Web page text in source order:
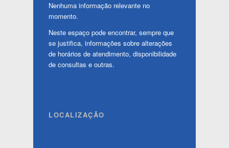
Nenhuma informação relevante no
momento.
Neste espaço pode encontrar, sempre que
se justifica, informações sobre alterações
de horários de atendimento, disponibilidade
de consultas e outras.
LOCALIZAÇÃO